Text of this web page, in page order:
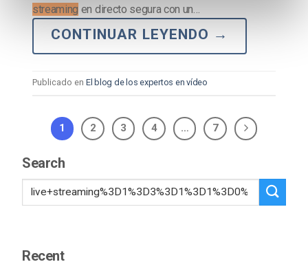
streaming en directo segura con un…
CONTINUAR LEYENDO →
Publicado en El blog de los expertos en vídeo
1 2 3 4 … 7
Search
Recent